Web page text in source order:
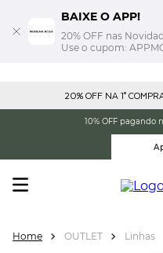
BAIXE O APP!
20% OFF nas
Use o cupom:
20% OFF NA 1°
10% OFF pagando
OUTLET Linhas